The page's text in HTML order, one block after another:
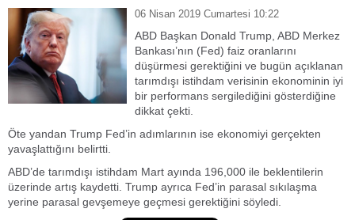
06 Nisan 2019 Cumartesi 10:22
ABD Başkan Donald Trump, ABD Merkez
Bankası’nın (Fed) faiz oranlarını
düşürmesi gerektiğini ve bugün açıklanan
tarımdışı istihdam verisinin ekonominin iyi
bir performans sergilediğini gösterdiğine
dikkat çekti.
Öte yandan Trump Fed’in adımlarının ise ekonomiyi gerçekten
yavaşlattığını belirtti.
ABD’de tarımdışı istihdam Mart ayında 196,000 ile beklentilerin
üzerinde artış kaydetti. Trump ayrıca Fed’in parasal sıkılaşma
yerine parasal gevşemeye geçmesi gerektiğini söyledi.